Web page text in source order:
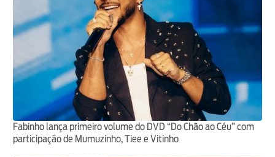
Fabinho lança primeiro volume do DVD “Do Chão ao Céu” com
participação de Mumuzinho, Tiee e Vitinho